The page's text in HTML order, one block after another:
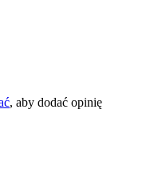
, aby dodać opinię